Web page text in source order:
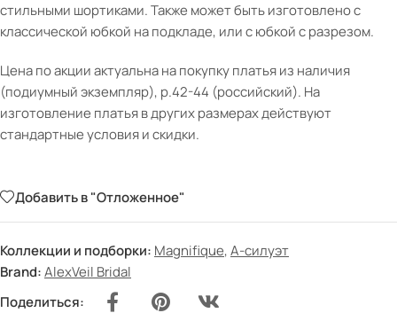
стильными шортиками. Также может быть изготовлено с
классической юбкой на подкладе, или с юбкой с разрезом.
Цена по акции актуальна на покупку платья из наличия
(подиумный экземпляр), р.42-44 (российский). На
изготовление платья в других размерах действуют
стандартные условия и скидки.
Добавить в "Отложенное"
Коллекции и подборки: Magnifique,А-силуэт
Brand:AlexVeil Bridal
Поделиться: